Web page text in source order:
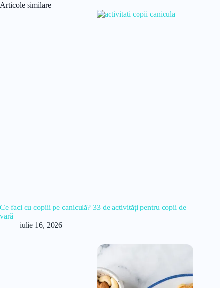
Articole similare
Ce faci cu copiii pe caniculă? 33 de activități pentru copii de
vară
iulie 16, 2026